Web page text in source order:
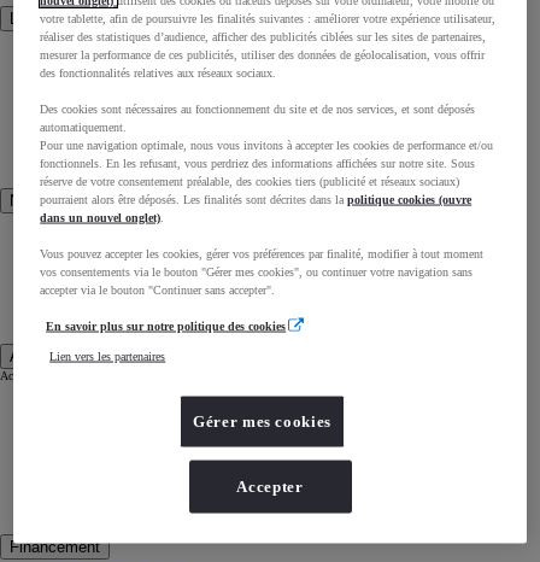
Les catégories
Les Hybrides
Les voitures électriques
Les Hybrides Rechargeables
Les Citadines
Les SUV
Les Familiales
Les 4x4
Les Utilitaires
Les Sportives
Nos précédents modèles
Aygo
GT86
Prius +
Verso
Camry
Acheter une Toyota
Acheter une Toyota
Financement
votre tablette, afin de poursuivre les finalités suivantes : améliorer votre expérience utilisateur,
réaliser des statistiques d’audience, afficher des publicités ciblées sur les sites de partenaires,
mesurer la performance de ces publicités, utiliser des données de géolocalisation, vous offrir
des fonctionnalités relatives aux réseaux sociaux.
Des cookies sont nécessaires au fonctionnement du site et de nos services, et sont déposés
automatiquement.
Pour une navigation optimale, nous vous invitons à accepter les cookies de performance et/ou
fonctionnels. En les refusant, vous perdriez des informations affichées sur notre site. Sous
réserve de votre consentement préalable, des cookies tiers (publicité et réseaux sociaux)
pourraient alors être déposés. Les finalités sont décrites dans lapolitique cookies (ouvre
dans un nouvel onglet)
Vous pouvez accepter les cookies, gérer vos préférences par finalité, modifier à tout moment
vos consentements via le bouton "Gérer mes cookies", ou continuer votre navigation sans
accepter via le bouton "Continuer sans accepter".
En savoir plus sur notre politique des cookies
Lien vers les partenaires
Gérer mes cookies
Accepter